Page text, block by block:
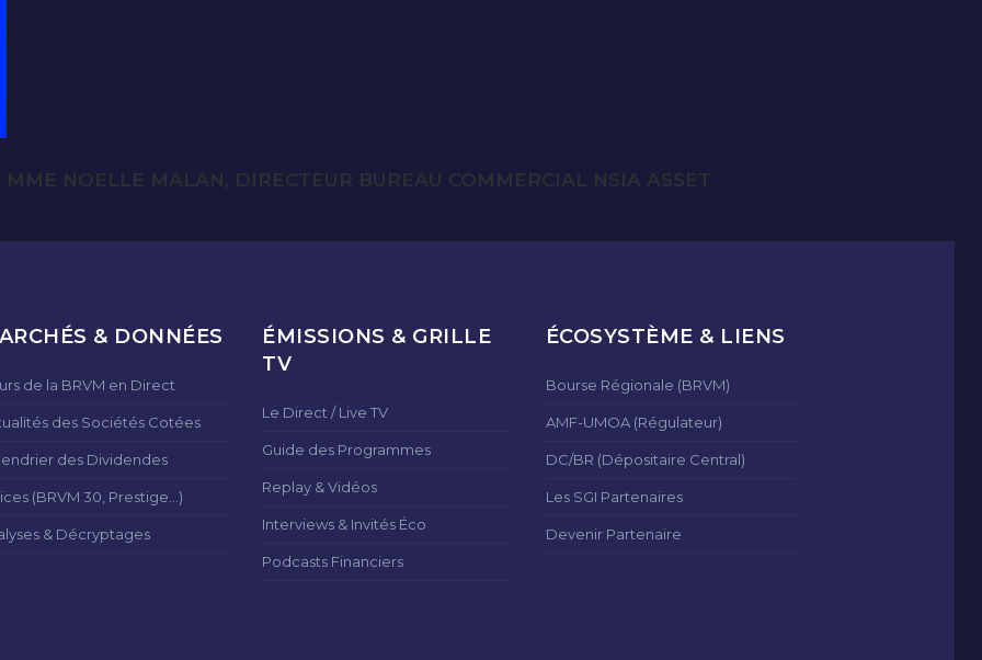
MME NOELLE MALAN, DIRECTEUR BUREAU COMMERCIAL NSIA ASSET
& DONNÉES
de la BRVM en Direct
des Sociétés Cotées
des Dividendes
(BRVM 30, Prestige...)
& Décryptages
ÉMISSIONS & GRILLE
TV
Le Direct / Live TV
Guide des Programmes
Replay & Vidéos
Interviews & Invités Éco
Podcasts Financiers
ÉCOSYSTÈME & LIENS
Bourse Régionale (BRVM)
AMF-UMOA (Régulateur)
DC/BR (Dépositaire Central)
Les SGI Partenaires
Devenir Partenaire